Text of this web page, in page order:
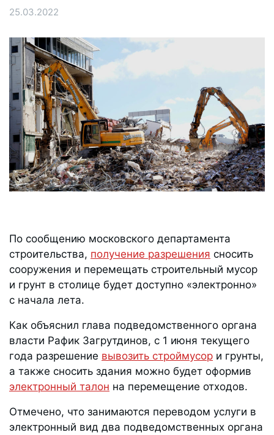
25.03.2022
По сообщению московского департамента
строительства, получение разрешения сносить
сооружения и перемещать строительный мусор
и грунт в столице будет доступно «электронно»
с начала лета.
Как объяснил глава подведомственного органа
власти Рафик Загрутдинов, с 1 июня текущего
года разрешение вывозить строймусор и грунты,
а также сносить здания можно будет оформив
электронный талон на перемещение отходов.
Отмечено, что занимаются переводом услуги в
электронный вид два подведомственных органа